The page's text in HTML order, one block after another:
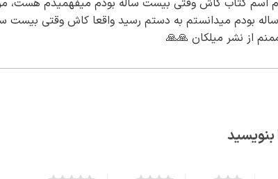
کاش وقتی ۲۰ساله بودم میدانستم به دستم رسید واقعا کاش وقتی
از نشر میلکان 🙏🙏
بنویسید